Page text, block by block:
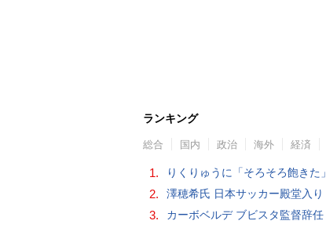
ランキング
総合 国内 政治 海外 経済
1. りくりゅうに「そろそろ飽きた」
2. 澤穂希氏 日本サッカー殿堂入り
3. カーボベルデ ブビスタ監督辞任